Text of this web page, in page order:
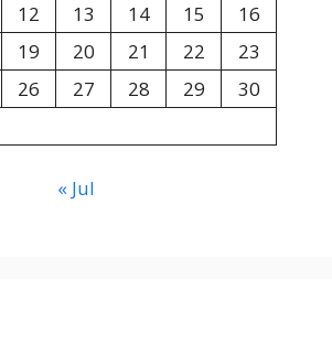
12 13 14 15
16
19 20 21 22
23
26 27 28 29
30
« Jul